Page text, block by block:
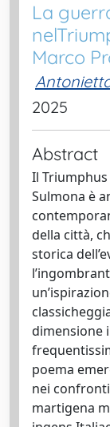
La
Marco
2025
Abstract
Il
Sulmona è
della città,
storica
dimensione
poema
nei
martigena